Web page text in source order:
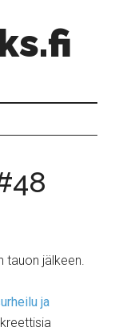
tauon jälkeen.
ja